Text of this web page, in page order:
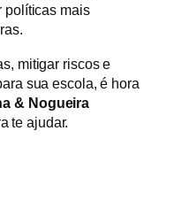
políticas mais
mitigar riscos e
sua escola, é hora
& Nogueira
te ajudar.